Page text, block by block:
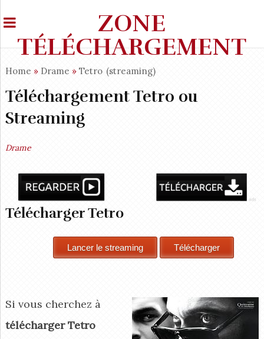
ZONE
TÉLÉCHARGEMENT
Home » Drame » Tetro (streaming)
Téléchargement Tetro ou
Streaming
Drame
Télécharger Tetro
Si vous cherchez à
télécharger Tetro